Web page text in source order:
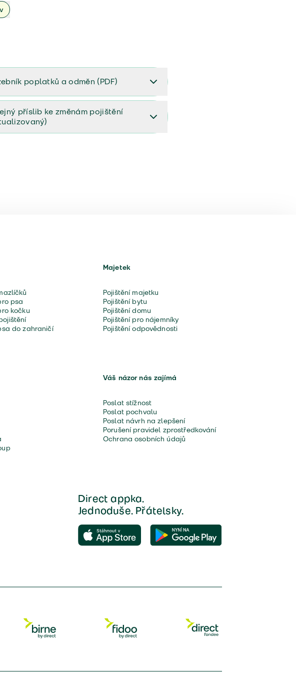
poplatků a odměn (PDF)
poplatků a odměn (PDF)
příslib ke změnám pojištění
psa
kočku
do zahraničí
Majetek
Pojištění majetku
Pojištění bytu
Pojištění domu
Pojištění pro nájemníky
Pojištění odpovědnosti
Váš názor nás zajímá
Poslat stížnost
Poslat pochvalu
Poslat návrh na zlepšení
Porušení pravidel zprostředkování
Ochrana osobních údajů
Direct appka.
Jednoduše. Přátelsky.